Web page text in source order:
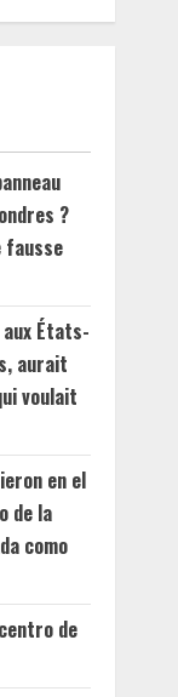
?
fausse
États-
aurait
voulait
en el
de la
como
de